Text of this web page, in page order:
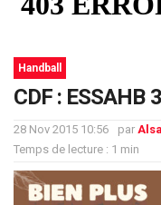
Handball
CDF : ESSAHB
28 Nov 2015 10:56 par
Temps de lecture : 1 min